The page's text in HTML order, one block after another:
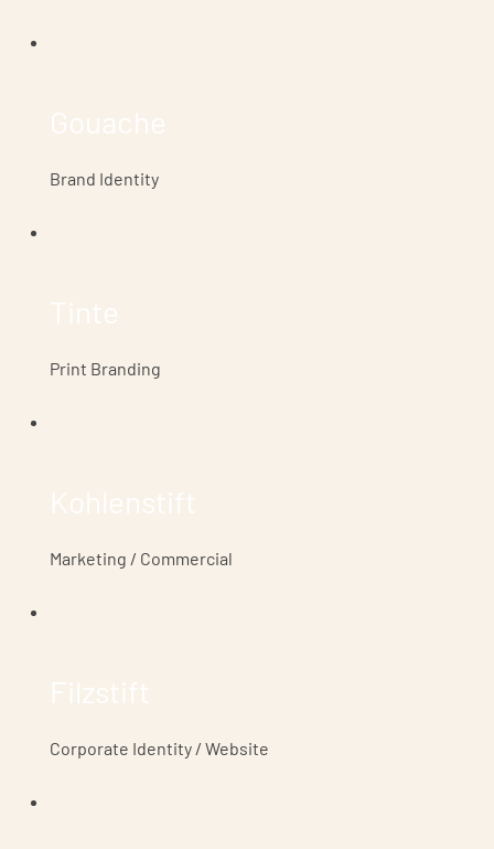
Brand Identity
Print Branding
Marketing / Commercial
Corporate Identity / Website